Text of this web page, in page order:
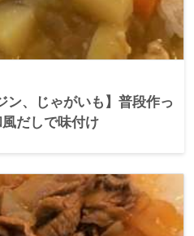
、じゃがいも】普段作っ
だしで味付け